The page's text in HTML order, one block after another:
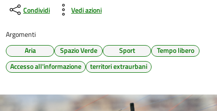
Condividi Vedi azioni
Argomenti
Aria
Spazio Verde Sport
Tempo libero
Accesso all'informazione
territori extraurbani